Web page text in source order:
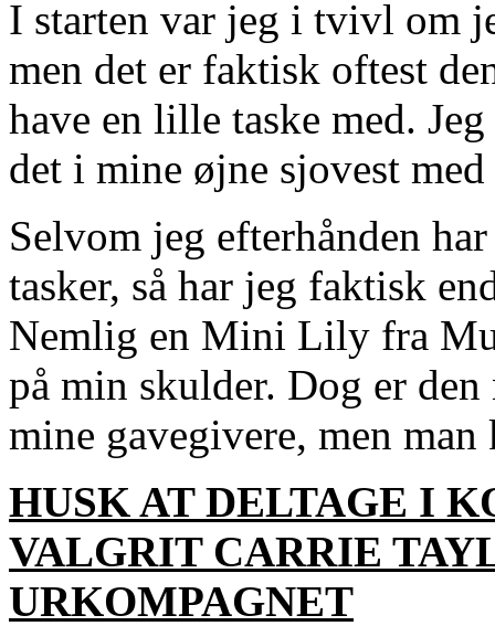
I starten var jeg i tvivl om
men det er faktisk oftest
have en lille taske med.
det i mine øjne sjovest
Selvom jeg efterhånden
tasker, så har jeg faktisk
Nemlig en Mini Lily fra
på min skulder. Dog er
mine gavegivere, men
HUSK AT DELTAGE I
VALGRIT CARRIE
URKOMPAGNET